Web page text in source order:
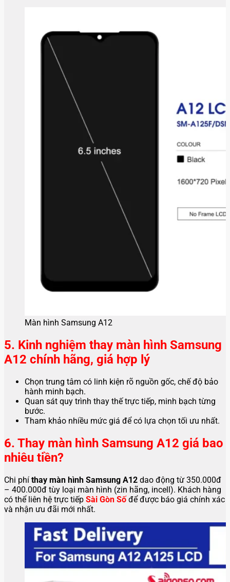
Màn hình Samsung A12
5. Kinh nghiệm thay màn hình Samsung
A12 chính hãng, giá hợp lý
Chọn trung tâm có linh kiện rõ nguồn gốc, chế độ bảo
hành minh bạch.
Quan sát quy trình thay thế trực tiếp, minh bạch từng
bước.
Tham khảo nhiều mức giá để có lựa chọn tối ưu nhất.
6. Thay màn hình Samsung A12 giá bao
nhiêu tiền?
Chi phí thay màn hình Samsung A12 dao động từ 350.000đ
– 400.000đ tùy loại màn hình (zin hãng, incell). Khách hàng
có thể liên hệ trực tiếp Sài Gòn Sốđể được báo giá chính xác
và nhận ưu đãi mới nhất.